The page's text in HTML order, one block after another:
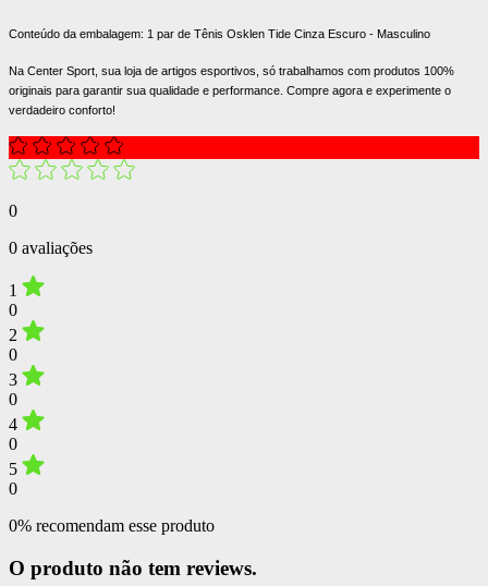
Conteúdo da embalagem: 1 par de Tênis Osklen Tide Cinza Escuro - Masculino
Na Center Sport, sua loja de artigos esportivos, só trabalhamos com produtos 100%
originais para garantir sua qualidade e performance. Compre agora e experimente o
verdadeiro conforto!
0
0 avaliações
1
0
2
0
3
0
4
0
5
0
0% recomendam esse produto
O produto não tem reviews.